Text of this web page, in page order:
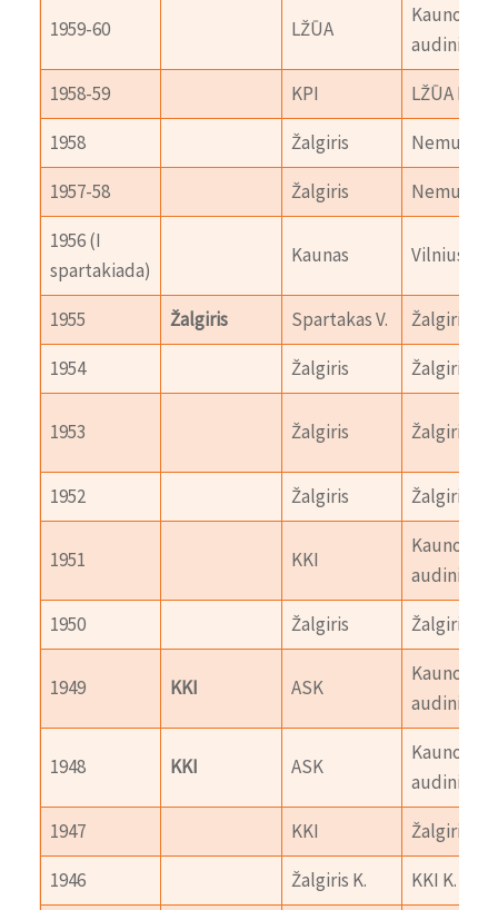
1959-60 LŽŪA
Kauno
audiniai
1958-59
KPI
LŽŪA K.
1958
Žalgiris
Nemunas
1957-58
Žalgiris
Nemunas
1956 (I
spartakiada)
Kaunas Vilnius
1955 Žalgiris Spartakas V.
Žalgiris Kl.
1954
Žalgiris Žalgiris
1953 Žalgiris Žalgiris-2
1952 Žalgiris Žalgiris-2
1951 KKI
Kauno
audiniai
1950
Žalgiris Žalgiris-2
1949 KKI ASK
Kauno
audiniai
1948 KKI ASK
Kauno
audiniai
1947
KKI
Žalgiris
1946
Žalgiris K.
KKI K.